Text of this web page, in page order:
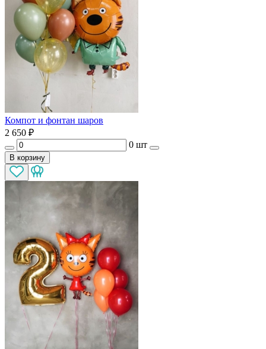
Компот и фонтан шаров
2 650 ₽
0 шт
В корзину